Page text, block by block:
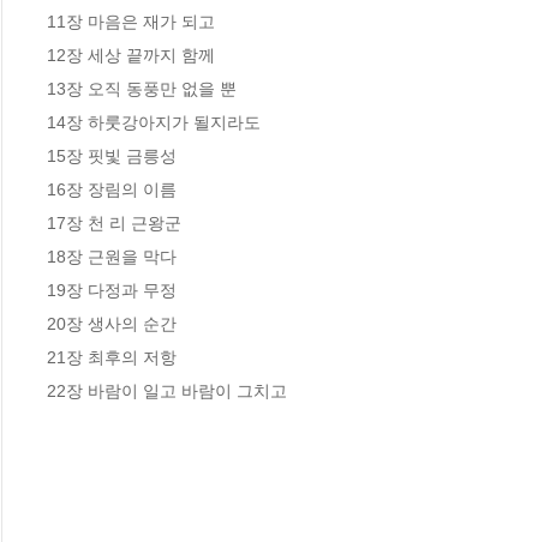
11장 마음은 재가 되고
12장 세상 끝까지 함께
13장 오직 동풍만 없을 뿐
14장 하룻강아지가 될지라도
15장 핏빛 금릉성
16장 장림의 이름
17장 천 리 근왕군
18장 근원을 막다
19장 다정과 무정
20장 생사의 순간
21장 최후의 저항
22장 바람이 일고 바람이 그치고